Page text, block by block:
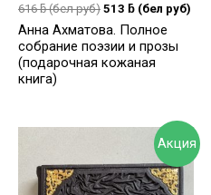
616ƃ(бел руб) 513 ƃ (бел руб)
Анна Ахматова. Полное
собрание поэзии и прозы
(подарочная кожаная
книга)
Акция